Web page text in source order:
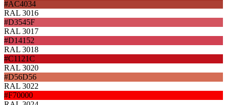
#AC4034
RAL 3016
#D3545F
RAL 3017
#D14152
RAL 3018
#C1121C
RAL 3020
#D56D56
RAL 3022
#F70000